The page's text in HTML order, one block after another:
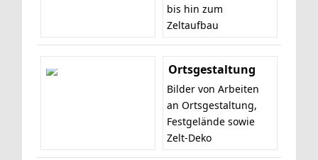
bis hin zum
Zeltaufbau
Ortsgestaltung
Bilder von Arbeiten
an Ortsgestaltung,
Festgelände sowie
Zelt-Deko